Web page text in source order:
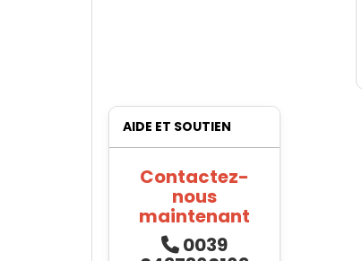
AIDE ET SOUTIEN
Contactez-
nous
maintenant
0039